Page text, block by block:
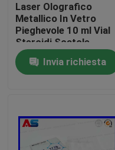
Casa
Circa noi
Laser Olografico
Metallico In Vetro
Pieghevole 10 ml Vial
Steroidi Scatole
Imballaggio Scatole
Farmaceutiche
Etichetta
Invia richiesta